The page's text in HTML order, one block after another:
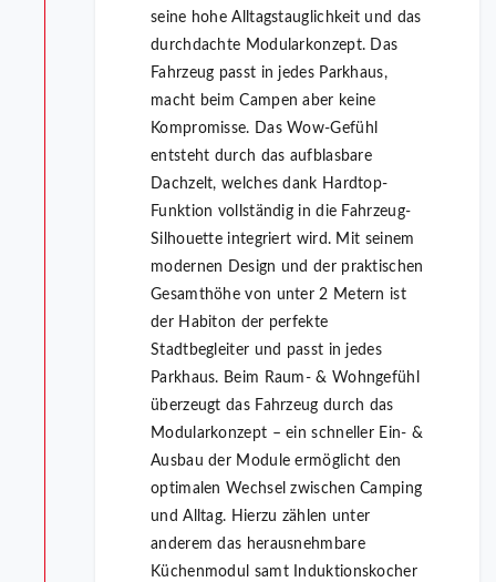
seine hohe Alltagstauglichkeit und das
durchdachte Modularkonzept. Das
Fahrzeug passt in jedes Parkhaus,
macht beim Campen aber keine
Kompromisse. Das Wow-Gefühl
entsteht durch das aufblasbare
Dachzelt, welches dank Hardtop-
Funktion vollständig in die Fahrzeug-
Silhouette integriert wird. Mit seinem
modernen Design und der praktischen
Gesamthöhe von unter 2 Metern ist
der Habiton der perfekte
Stadtbegleiter und passt in jedes
Parkhaus. Beim Raum- & Wohngefühl
überzeugt das Fahrzeug durch das
Modularkonzept – ein schneller Ein- &
Ausbau der Module ermöglicht den
optimalen Wechsel zwischen Camping
und Alltag. Hierzu zählen unter
anderem das herausnehmbare
Küchenmodul samt Induktionskocher